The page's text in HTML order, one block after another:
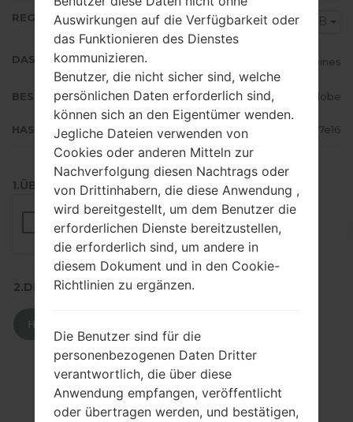
REGION GLB
DAS LAND Philippines
BESCHREIBUNG Globe
HASH 39d27d34540a08d29e3de1d2aa2a7e16
1.ÜBERPRÜFEN SIE AUF RECAPTCHA
2.DRÜCKEN SIE ZUM HERUNTERLADEN
Auswirkungen auf die Verfügbarkeit oder
das Funktionieren des Dienstes
kommunizieren.
Benutzer, die nicht sicher sind, welche
persönlichen Daten erforderlich sind,
können sich an den Eigentümer wenden.
Jegliche Dateien verwenden von
Cookies oder anderen Mitteln zur
Nachverfolgung diesen Nachtrags oder
von Drittinhabern, die diese Anwendung ,
wird bereitgestellt, um dem Benutzer die
erforderlichen Dienste bereitzustellen,
die erforderlich sind, um andere in
diesem Dokument und in den Cookie-
Richtlinien zu ergänzen.
Die Benutzer sind für die
personenbezogenen Daten Dritter
verantwortlich, die über diese
Anwendung empfangen, veröffentlicht
oder übertragen werden, und bestätigen,